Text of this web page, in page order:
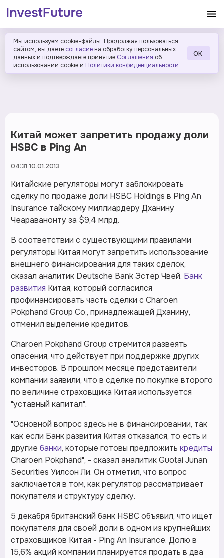
Мы используем cookie-файлы. Продолжая пользоваться
сайтом, вы даёте согласие на обработку персональных
данных и подтверждаете принятие Соглашения об
использовании cookie и Политики конфиденциальности.
ОК
Китай может запретить продажу доли
HSBC в Ping An
04:31 10.01.2013
Китайские регуляторы могут заблокировать
сделку по продаже доли HSBC Holdings в Ping An
Insurance тайскому миллиардеру Дханину
Чеараванонту за $9,4 млрд.
В соответствии с существующими правилами
регуляторы Китая могут запретить использование
внешнего финансирования для таких сделок,
сказал аналитик Deutsche Bank Эстер Чвей. Банк
развития Китая, который согласился
профинансировать часть сделки с Charoen
Pokphand Group Co., принадлежащей Дханину,
отменил выделение кредитов.
Charoen Pokphand Group стремится развеять
опасения, что действует при поддержке других
инвесторов. В прошлом месяце представители
компании заявили, что в сделке по покупке второго
по величине страховщика Китая используется
"уставный капитал".
"Основной вопрос здесь не в финансировании, так
как если Банк развития Китая отказался, то есть и
другие банки, которые готовы предложить кредиты
Charoen Pokphand", - сказал аналитик Guotai Junan
Securities Уилсон Ли. Он отметил, что вопрос
заключается в том, как регулятор рассматривает
покупателя и структуру сделку.
5 декабря британский банк HSBC объявил, что ищет
покупателя для своей доли в одном из крупнейших
страховщиков Китая - Ping An Insurance. Долю в
15,6% акций компании планируется продать в два